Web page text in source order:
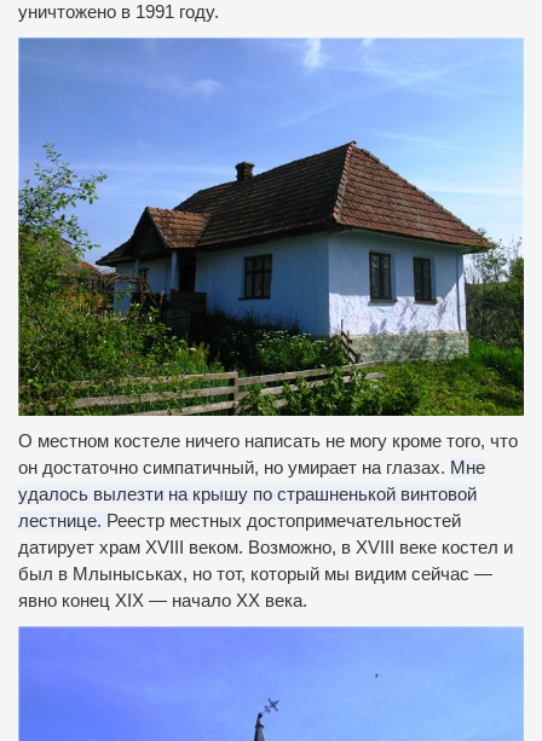
уничтожено в 1991 году.
О местном костеле ничего написать не могу кроме того, что
он достаточно симпатичный, но умирает на глазах. Мне
удалось вылезти на крышу по страшненькой винтовой
лестнице. Реестр местных достопримечательностей
датирует храм XVIII веком. Возможно, в XVIII веке костел и
был в Млыныськах, но тот, который мы видим сейчас —
явно конец ХIХ — начало ХХ века.